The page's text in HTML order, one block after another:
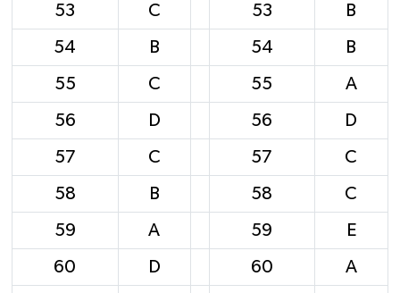
53 C 53 B
54 B 54 B
55 C 55 A
56 D 56 D
57 C 57 C
58 B 58 C
59 A 59 E
60 D 60 A